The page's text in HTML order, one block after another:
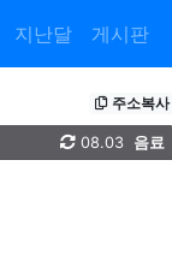
지난달 게시판
주소복사
음료
08.03